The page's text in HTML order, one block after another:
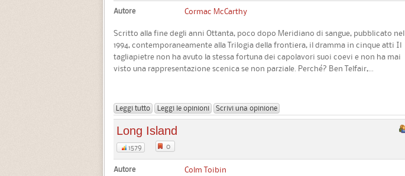
Autore Cormac McCarthy
Scritto alla fine degli anni Ottanta, poco dopo Meridiano di sangue, pubblicato nel
1994, contemporaneamente alla Trilogia della frontiera, il dramma in cinque atti Il
tagliapietre non ha avuto la stessa fortuna dei capolavori suoi coevi e non ha mai
visto una rappresentazione scenica se non parziale. Perché? Ben Telfair,...
Leggi tutto Leggi le opinioni Scrivi una opinione
Long Island
1579 0
Autore Colm Toibin